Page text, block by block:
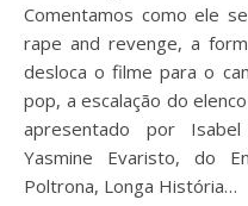
Comentamos como ele
rape and revenge, a
desloca o filme para o
pop, a escalação do
apresentado por
Yasmine Evaristo, do
Poltrona, Longa História…